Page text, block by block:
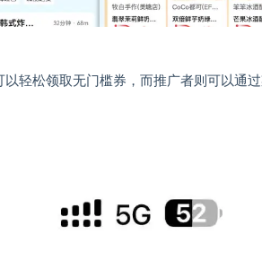
轻松领取无门槛券，而推广者则可以通